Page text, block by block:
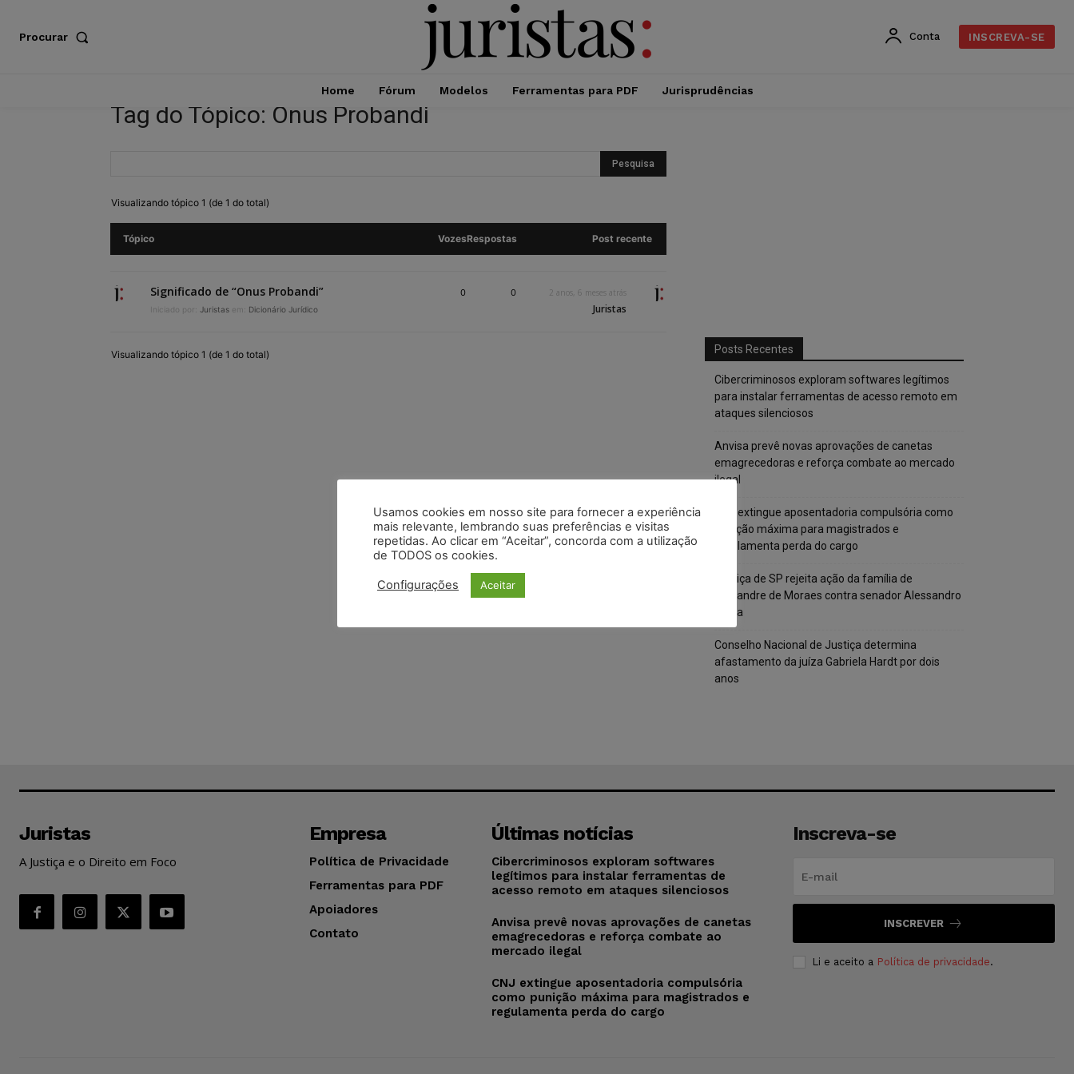
Procurar Conta INSCREVA-SE
Home Fórum Modelos Ferramentas para PDF Jurisprudências
Tag do Tópico: Onus Probandi
Visualizando tópico 1 (de 1 do total)
Tópico VozesRespostas Post recente
Significado de “Onus Probandi”
Iniciado por: Juristas em: Dicionário Jurídico
0 0 2 anos, 6 meses atrás
Juristas
Visualizando tópico 1 (de 1 do total) Posts Recentes
Cibercriminosos exploram softwares legítimos
para instalar ferramentas de acesso remoto em
ataques silenciosos
Anvisa prevê novas aprovações de canetas
emagrecedoras e reforça combate ao mercado
ilegal
CNJ extingue aposentadoria compulsória como
punição máxima para magistrados e
regulamenta perda do cargo
Justiça de SP rejeita ação da família de
Alexandre de Moraes contra senador Alessandro
Vieira
Conselho Nacional de Justiça determina
afastamento da juíza Gabriela Hardt por dois
anos
Juristas
A Justiça e o Direito em Foco
Empresa
Política de Privacidade
Ferramentas para PDF
Apoiadores
Contato
Últimas notícias
Cibercriminosos exploram softwares
legítimos para instalar ferramentas de
acesso remoto em ataques silenciosos
Anvisa prevê novas aprovações de canetas
emagrecedoras e reforça combate ao
mercado ilegal
CNJ extingue aposentadoria compulsória
como punição máxima para magistrados e
regulamenta perda do cargo
Inscreva-se
INSCREVER
Li e aceito a Política de privacidade.
Usamos cookies em nosso site para fornecer a experiência
mais relevante, lembrando suas preferências e visitas
repetidas. Ao clicar em “Aceitar”, concorda com a utilização
de TODOS os cookies.
Configurações Aceitar